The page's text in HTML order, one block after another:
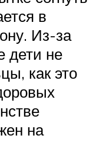
в
Из-за
дети не
как это
на